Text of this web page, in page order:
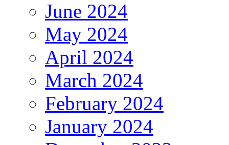
June 2024
May 2024
April 2024
March 2024
February 2024
January 2024